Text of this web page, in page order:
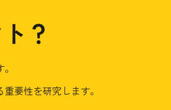
？
要性を研究します。